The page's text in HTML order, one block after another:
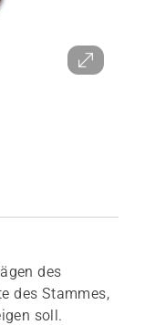
des
des Stammes,
soll.